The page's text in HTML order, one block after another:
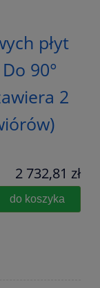
płyt
90°
2
2 732,81 zł
do koszyka